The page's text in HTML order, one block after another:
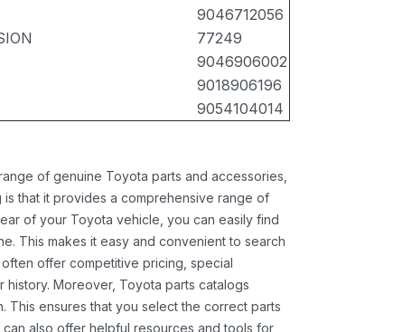
9046712056
77249
9046906002
9018906196
9054104014
of genuine Toyota parts and accessories,
that it provides a comprehensive range of
of your Toyota vehicle, you can easily find
This makes it easy and convenient to search
offer competitive pricing, special
Moreover, Toyota parts catalogs
This ensures that you select the correct parts
also offer helpful resources and tools for